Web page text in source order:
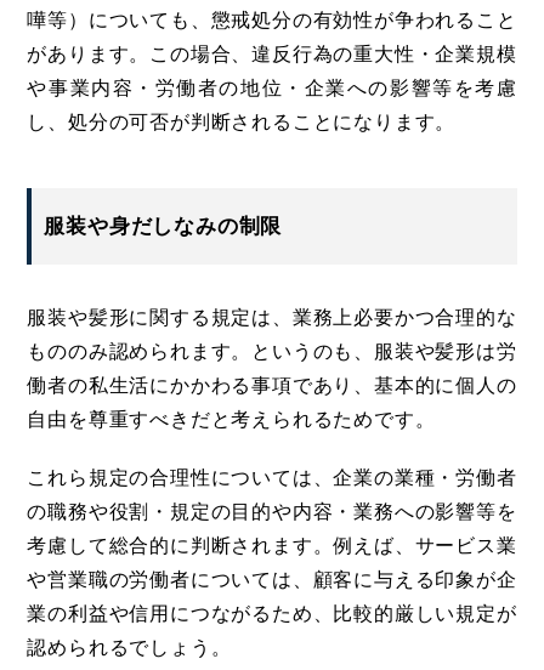
嘩等）についても、懲戒処分の有効性が争われること
があります。この場合、違反行為の重大性・企業規模
や事業内容・労働者の地位・企業への影響等を考慮
し、処分の可否が判断されることになります。
服装や身だしなみの制限
服装や髪形に関する規定は、業務上必要かつ合理的な
もののみ認められます。というのも、服装や髪形は労
働者の私生活にかかわる事項であり、基本的に個人の
自由を尊重すべきだと考えられるためです。
これら規定の合理性については、企業の業種・労働者
の職務や役割・規定の目的や内容・業務への影響等を
考慮して総合的に判断されます。例えば、サービス業
や営業職の労働者については、顧客に与える印象が企
業の利益や信用につながるため、比較的厳しい規定が
認められるでしょう。